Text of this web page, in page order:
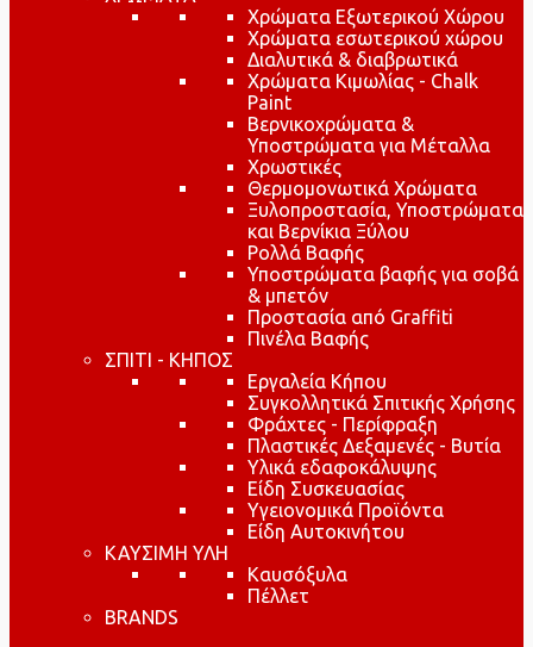
Χρώματα Εξωτερικού Χώρου
Χρώματα εσωτερικού χώρου
Διαλυτικά & διαβρωτικά
Χρώματα Κιμωλίας - Chalk
Paint
Βερνικοχρώματα &
Υποστρώματα για Μέταλλα
Χρωστικές
Θερμομονωτικά Χρώματα
Ξυλοπροστασία, Υποστρώματα
και Βερνίκια Ξύλου
Ρολλά Βαφής
Υποστρώματα βαφής για σοβά
& μπετόν
Προστασία από Graffiti
Πινέλα Βαφής
ΣΠΙΤΙ - ΚΗΠΟΣ
Εργαλεία Κήπου
Συγκολλητικά Σπιτικής Χρήσης
Φράχτες - Περίφραξη
Πλαστικές Δεξαμενές - Βυτία
Υλικά εδαφοκάλυψης
Είδη Συσκευασίας
Υγειονομικά Προϊόντα
Είδη Αυτοκινήτου
ΚΑΥΣΙΜΗ ΥΛΗ
Καυσόξυλα
Πέλλετ
BRANDS